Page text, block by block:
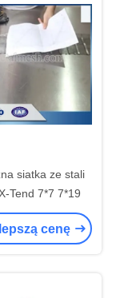
siatka ze stali
Tend 7*7 7*19
cenę